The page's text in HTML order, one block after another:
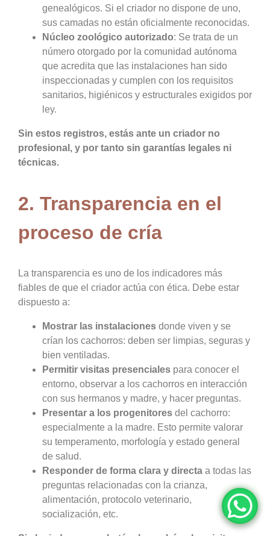
genealógicos. Si el criador no dispone de uno,
sus camadas no están oficialmente reconocidas.
Núcleo zoológico autorizado: Se trata de un
número otorgado por la comunidad autónoma
que acredita que las instalaciones han sido
inspeccionadas y cumplen con los requisitos
sanitarios, higiénicos y estructurales exigidos por
ley.
Sin estos registros, estás ante un criador no
profesional, y por tanto sin garantías legales ni
técnicas.
2. Transparencia en el
proceso de cría
La transparencia es uno de los indicadores más
fiables de que el criador actúa con ética. Debe estar
dispuesto a:
Mostrar las instalacionesdonde viven y se
crían los cachorros: deben ser limpias, seguras y
bien ventiladas.
Permitir visitas presencialespara conocer el
entorno, observar a los cachorros en interacción
con sus hermanos y madre, y hacer preguntas.
Presentar a los progenitoresdel cachorro:
especialmente a la madre. Esto permite valorar
su temperamento, morfología y estado general
de salud.
Responder de forma clara y directaa todas las
preguntas relacionadas con la crianza,
alimentación, protocolo veterinario,
socialización, etc.